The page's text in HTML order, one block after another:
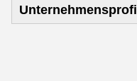
Unternehmensprofil